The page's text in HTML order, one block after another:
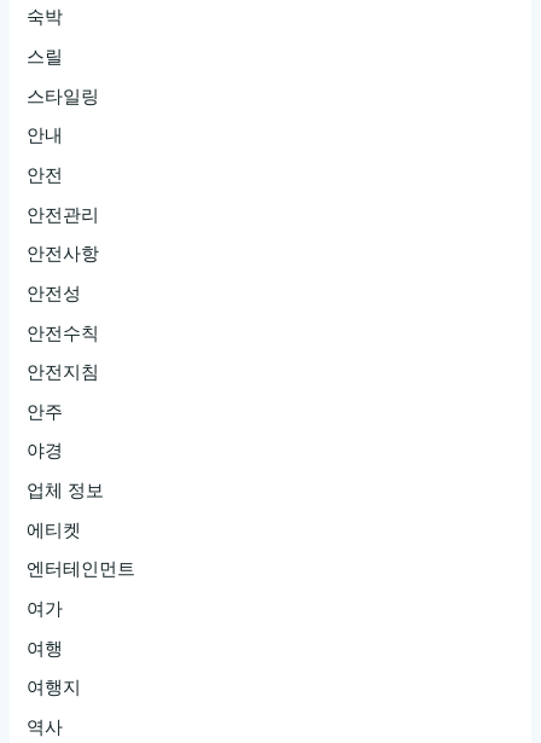
숙박
스릴
스타일링
안내
안전
안전관리
안전사항
안전성
안전수칙
안전지침
안주
야경
업체 정보
에티켓
엔터테인먼트
여가
여행
여행지
역사